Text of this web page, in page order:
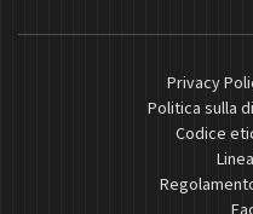
Privacy
Politica sulla
Codice